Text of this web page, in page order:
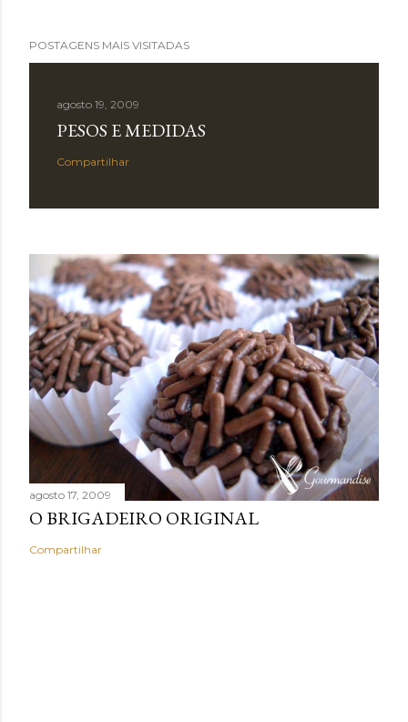
POSTAGENS MAIS VISITADAS
agosto 19, 2009
PESOS E MEDIDAS
Compartilhar
agosto 17, 2009
O BRIGADEIRO ORIGINAL
Compartilhar